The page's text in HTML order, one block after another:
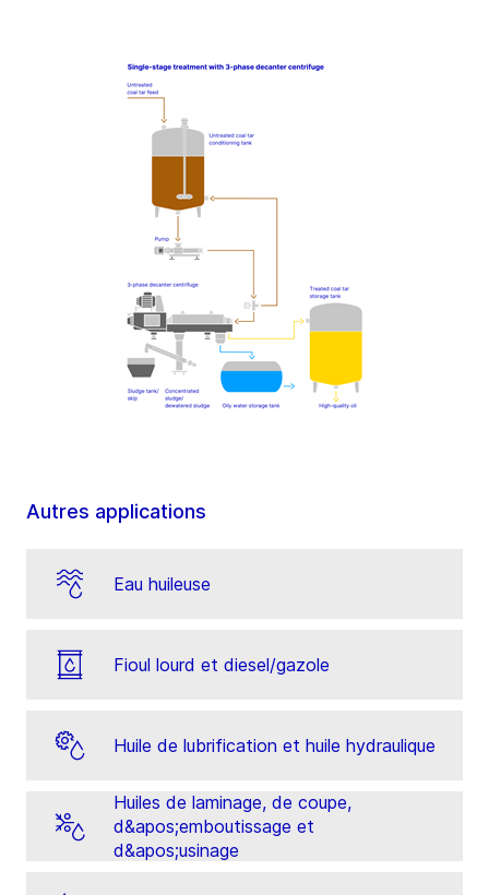
Autres applications
Eau huileuse
Fioul lourd et diesel/gazole
Huile de lubrification et huile hydraulique
Huiles de laminage, de coupe,
d&apos;emboutissage et
d&apos;usinage